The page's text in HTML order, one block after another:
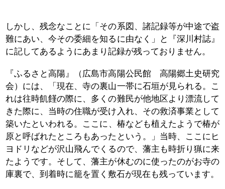
しかし、残念なことに「その系図、諸記録等が中途で盗
難にあい、今その委細を知るに由なく」と『深川村誌』
に記してあるようにあまり記録が残っておりません。
『ふるさと高陽』（広島市高陽公民館 高陽郷土史研究
会）には、「現在、寺の裏山一帯に石垣が見られる。こ
れは往時飢饉の際に、多くの難民が他地区より漂流して
きた際に、当時の住職が受け入れ、その救済事業として
築いたといわれる。 ここに、椿なども植えたようで椿が
原と呼ばれたところもあったという。」当時、ここにヒ
ヨドリなどが沢山飛んでくるので、藩主も時折り猟に来
たようです。そして、藩主が休むのに使ったのがお寺の
庫裏で、到着時に籠を置く敷石が現在も残っています。